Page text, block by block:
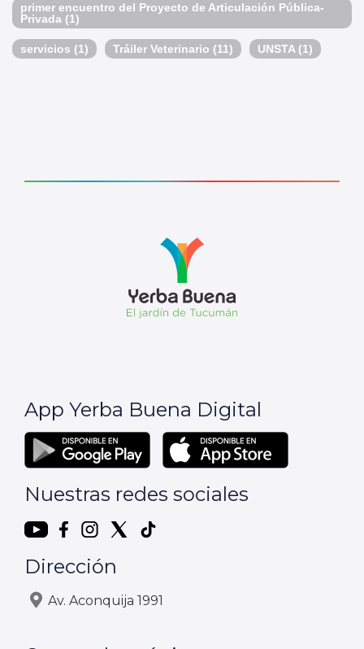
primer encuentro del Proyecto de Articulación Pública-
Privada (1)
servicios (1) Tráiler Veterinario (11) UNSTA (1)
App Yerba Buena Digital
Nuestras redes sociales
Dirección
Av. Aconquija 1991